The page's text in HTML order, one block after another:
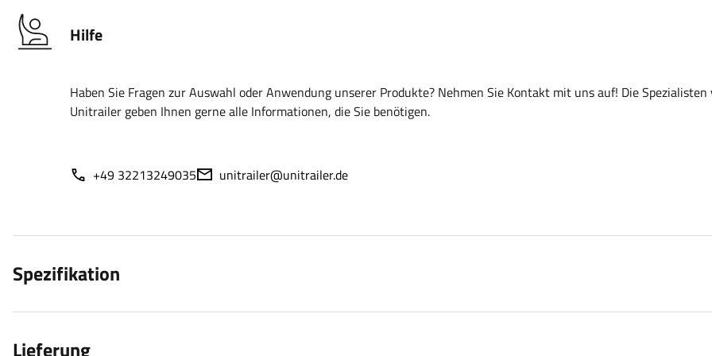
Hilfe
Haben Sie Fragen zur Auswahl oder Anwendung unserer Produkte? Nehmen Sie Kontakt mit uns auf! Die Spezialisten
Unitrailer geben Ihnen gerne alle Informationen, die Sie benötigen.
+49 32213249035 unitrailer@unitrailer.de
Spezifikation
Lieferung